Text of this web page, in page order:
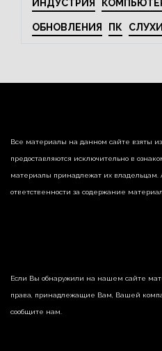
ИНДУСТРИЯ
ОБНОВЛЕНИЯ ПК СЛУХИ
Все материалы на данном сайте взяты
предоставляются исключительно в
материалы принадлежат их владельцам.
ответственности за содержание
Если Вы обнаружили на нашем сайте
права, принадлежащие Вам, Вашей
сообщите нам.